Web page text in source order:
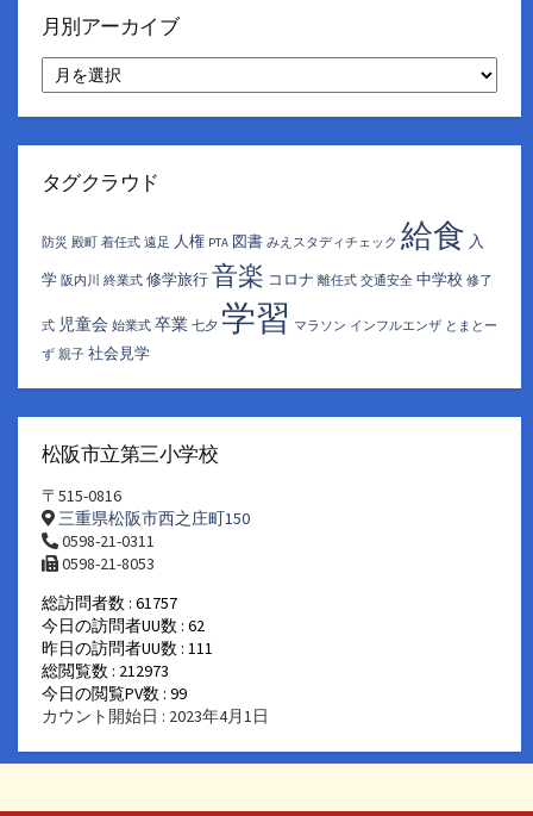
月別アーカイブ
別
ア
イ
タグクラウド
防災 殿町 着任式 遠足 人権 PTA 図書 みえスタディチェック 給食 入
学 阪内川 終業式 修学旅行 音楽 コロナ 離任式 交通安全 中学校 修了
式 児童会 始業式 卒業 七夕 学習 マラソン インフルエンザ とまとー
ず 親子 社会見学
松阪市立第三小学校
〒515-0816
三重県松阪市西之庄町150
0598-21-0311
0598-21-8053
総訪問者数 : 61757
今日の訪問者UU数 : 62
昨日の訪問者UU数 : 111
総閲覧数 : 212973
今日の閲覧PV数 : 99
カウント開始日 : 2023年4月1日